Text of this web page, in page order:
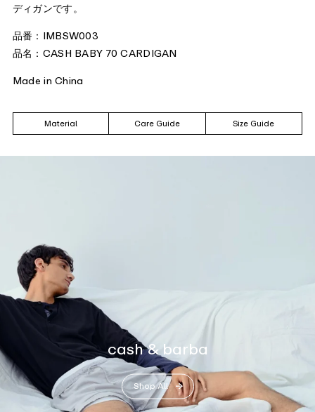
ディガンです。
品番：IMBSW003
品名：CASH BABY 70 CARDIGAN
Made in China
Material Care Guide Size Guide
cash & barba
Shop All